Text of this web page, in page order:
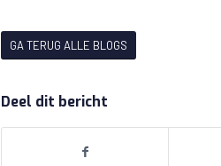
GA TERUG ALLE BLOGS
Deel dit bericht